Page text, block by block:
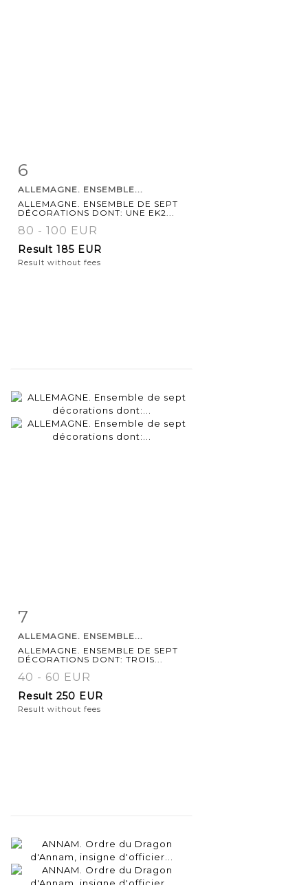
6
ALLEMAGNE. ENSEMBLE...
ALLEMAGNE. ENSEMBLE DE SEPT
DÉCORATIONS DONT: UNE EK2...
80 - 100 EUR
Result 185 EUR
Result without fees
7
ALLEMAGNE. ENSEMBLE...
ALLEMAGNE. ENSEMBLE DE SEPT
DÉCORATIONS DONT: TROIS...
40 - 60 EUR
Result 250 EUR
Result without fees